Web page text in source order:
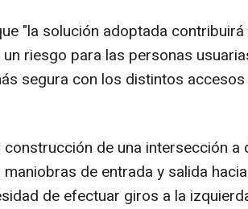
"la solución adoptada contribuirá
riesgo para las personas
segura con los distintos
de una intersección a
de entrada y salida
de efectuar giros a la